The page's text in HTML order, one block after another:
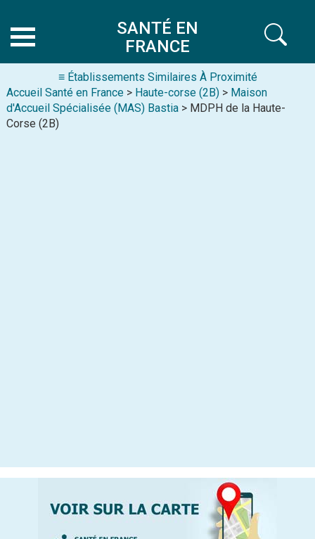
SANTÉ EN
FRANCE
≡ Établissements Similaires À Proximité
Accueil Santé en France > Haute-corse (2B) > Maison
d'Accueil Spécialisée (MAS) Bastia > MDPH de la Haute-
Corse (2B)